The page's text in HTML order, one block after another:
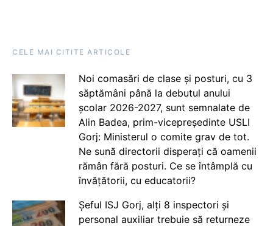
CELE MAI CITITE ARTICOLE
Noi comasări de clase și posturi, cu 3
săptămâni până la debutul anului
școlar 2026-2027, sunt semnalate de
Alin Badea, prim-vicepreședinte USLI
Gorj: Ministerul o comite grav de tot.
Ne sună directorii disperați că oamenii
rămân fără posturi. Ce se întâmplă cu
învățătorii, cu educatorii?
Șeful ISJ Gorj, alți 8 inspectori și
personal auxiliar trebuie să returneze